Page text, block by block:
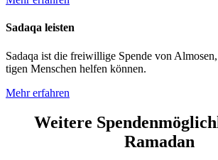
Sadaqa leisten
Sadaqa ist die frei­willige Spende von
tigen Menschen helfen können.
Mehrerfahren
Weitere
Ramadan